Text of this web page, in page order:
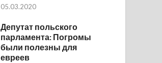
05.03.2020
Депутат польского
парламента: Погромы
были полезны для
евреев